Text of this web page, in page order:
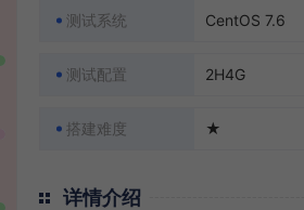
测试系统 CentOS 7.6
测试配置 2H4G
搭建难度 ★
详情介绍